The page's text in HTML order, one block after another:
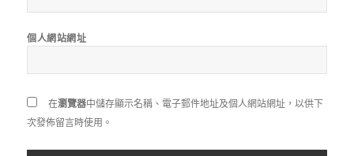
個人網站網址
在瀏覽器中儲存顯示名稱、電子郵件地址及個人網站網址，以供下
次發佈留言時使用。